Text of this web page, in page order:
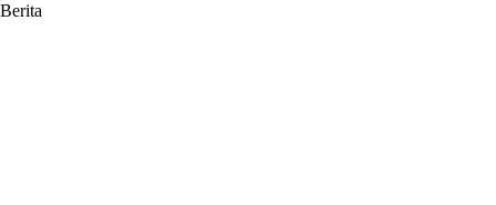
Berita